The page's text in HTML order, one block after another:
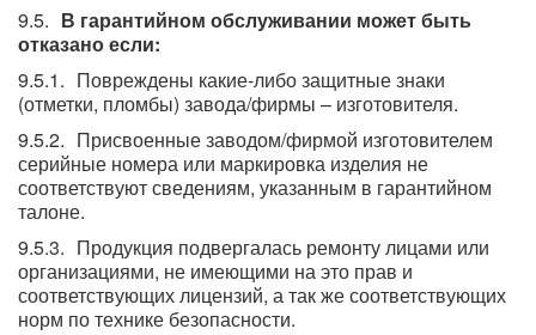
В гарантийном обслуживании может быть
отказано если:
Повреждены какие-либо защитные знаки
(отметки, пломбы) завода/фирмы – изготовителя.
Присвоенные заводом/фирмой изготовителем
серийные номера или маркировка изделия не
соответствуют сведениям, указанным в гарантийном
талоне.
Продукция подвергалась ремонту лицами или
организациями, не имеющими на это прав и
соответствующих лицензий, а так же соответствующих
норм по технике безопасности.